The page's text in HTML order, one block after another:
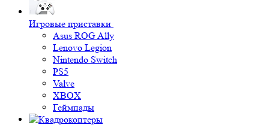
Игровые приставки
Asus ROG Ally
Lenovo Legion
Nintendo Switch
PS5
Valve
XBOX
Геймпады